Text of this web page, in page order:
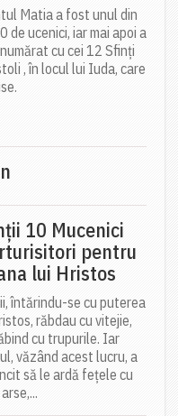
Matia a fost unul din
de ucenici, iar mai apoi a
cu cei 12 Sfinți
, în locul lui Iuda, care
10 Mucenici
pentru
lui Hristos
întărindu-se cu puterea
răbdau cu vitejie,
cu trupurile. Iar
văzând acest lucru, a
să le ardă fețele cu